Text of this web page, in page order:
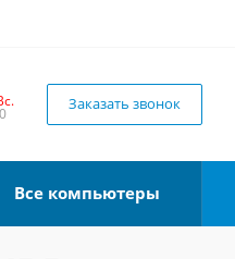
Заказать звонок
Все компьютеры